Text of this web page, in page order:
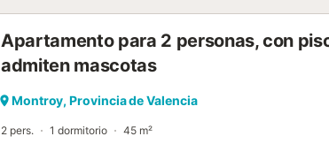
Apartamento para 2 personas, con
admiten mascotas
Montroy, Provincia de Valencia
2 pers. 1 dormitorio 45 m²